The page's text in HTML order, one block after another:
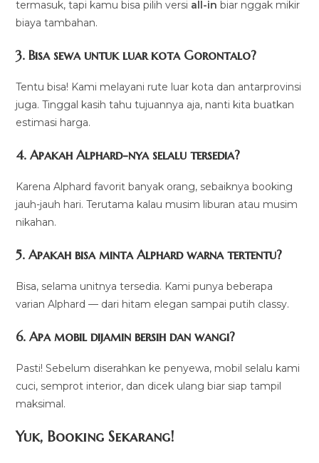
termasuk, tapi kamu bisa pilih versi all-in biar nggak mikir
biaya tambahan.
3. Bisa sewa untuk luar kota Gorontalo?
Tentu bisa! Kami melayani rute luar kota dan antarprovinsi
juga. Tinggal kasih tahu tujuannya aja, nanti kita buatkan
estimasi harga.
4. Apakah Alphard-nya selalu tersedia?
Karena Alphard favorit banyak orang, sebaiknya booking
jauh-jauh hari. Terutama kalau musim liburan atau musim
nikahan.
5. Apakah bisa minta Alphard warna tertentu?
Bisa, selama unitnya tersedia. Kami punya beberapa
varian Alphard — dari hitam elegan sampai putih classy.
6. Apa mobil dijamin bersih dan wangi?
Pasti! Sebelum diserahkan ke penyewa, mobil selalu kami
cuci, semprot interior, dan dicek ulang biar siap tampil
maksimal.
Yuk, Booking Sekarang!